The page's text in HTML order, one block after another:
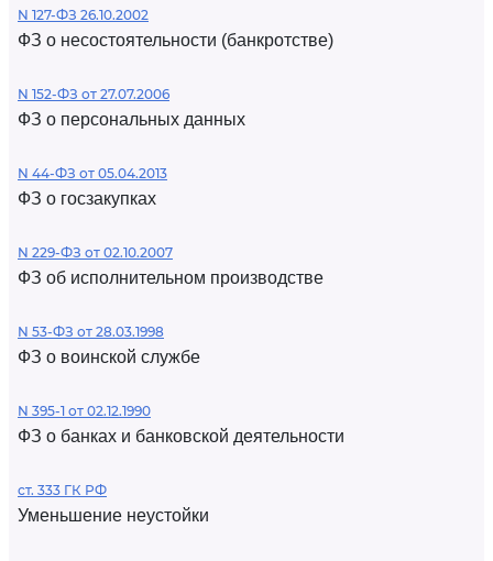
N 127-ФЗ 26.10.2002
ФЗ о несостоятельности (банкротстве)
N 152-ФЗ от 27.07.2006
ФЗ о персональных данных
N 44-ФЗ от 05.04.2013
ФЗ о госзакупках
N 229-ФЗ от 02.10.2007
ФЗ об исполнительном производстве
N 53-ФЗ от 28.03.1998
ФЗ о воинской службе
N 395-1 от 02.12.1990
ФЗ о банках и банковской деятельности
ст. 333 ГК РФ
Уменьшение неустойки